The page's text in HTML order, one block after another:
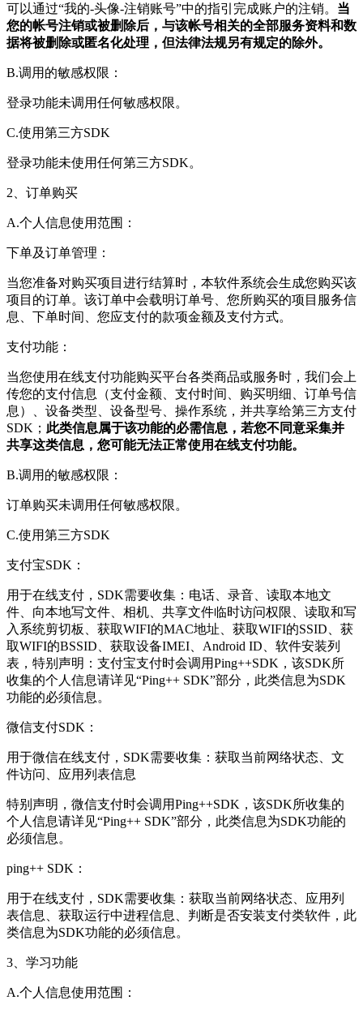
可以通过“我的-头像-注销账号”中的指引完成账户的注销。 当
您的帐号注销或被删除后，与该帐号相关的全部服务资料和数
据将被删除或匿名化处理，但法律法规另有规定的除外。
B.调用的敏感权限：
登录功能未调用任何敏感权限。
C.使用第三方SDK
登录功能未使用任何第三方SDK。
2、订单购买
A.个人信息使用范围：
下单及订单管理：
当您准备对购买项目进行结算时，本软件系统会生成您购买该
项目的订单。该订单中会载明订单号、您所购买的项目服务信
息、下单时间、您应支付的款项金额及支付方式。
支付功能：
当您使用在线支付功能购买平台各类商品或服务时，我们会上
传您的支付信息（支付金额、支付时间、购买明细、订单号信
息）、设备类型、设备型号、操作系统，并共享给第三方支付
SDK； 此类信息属于该功能的必需信息，若您不同意采集并
共享这类信息，您可能无法正常使用在线支付功能。
B.调用的敏感权限：
订单购买未调用任何敏感权限。
C.使用第三方SDK
支付宝SDK：
用于在线支付，SDK需要收集：电话、录音、读取本地文
件、向本地写文件、相机、共享文件临时访问权限、读取和写
入系统剪切板、获取WIFI的MAC地址、获取WIFI的SSID、获
取WIFI的BSSID、获取设备IMEI、Android ID、软件安装列
表，特别声明：支付宝支付时会调用Ping++SDK，该SDK所
收集的个人信息请详见“Ping++ SDK”部分，此类信息为SDK
功能的必须信息。
微信支付SDK：
用于微信在线支付，SDK需要收集：获取当前网络状态、文
件访问、应用列表信息
特别声明，微信支付时会调用Ping++SDK，该SDK所收集的
个人信息请详见“Ping++ SDK”部分，此类信息为SDK功能的
必须信息。
ping++ SDK：
用于在线支付，SDK需要收集：获取当前网络状态、应用列
表信息、获取运行中进程信息、判断是否安装支付类软件，此
类信息为SDK功能的必须信息。
3、学习功能
A.个人信息使用范围：